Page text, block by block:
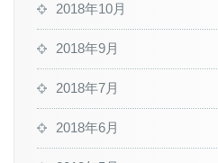
2018年10月
2018年9月
2018年7月
2018年6月